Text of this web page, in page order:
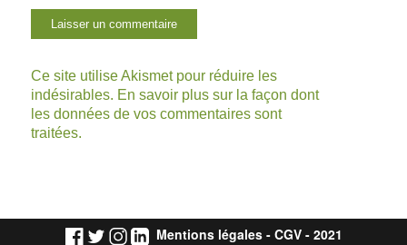
Ce site utilise Akismet pour réduire les
indésirables. En savoir plus sur la façon dont
les données de vos commentaires sont
traitées.
Mentions légales- CGV- 2021